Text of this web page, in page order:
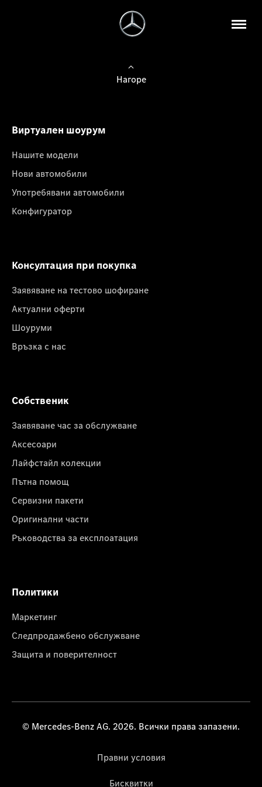
Нагоре
Виртуален шоурум
Нашите модели
Нови автомобили
Употребявани автомобили
Конфигуратор
Консултация при покупка
Заявяване на тестово шофиране
Актуални оферти
Шоуруми
Връзка с нас
Собственик
Заявяване час за обслужване
Аксесоари
Лайфстайл колекции
Пътна помощ
Сервизни пакети
Оригинални части
Ръководства за експлоатация
Политики
Маркетинг
Следпродажбено обслужване
Защита и поверителност
© Mercedes-Benz AG. 2026. Всички права запазени.
Правни условия
Бисквитки